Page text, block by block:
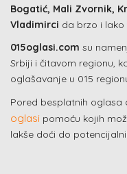
Bogatić, Mali Zvornik,
Vladimirci da brzo i lako
015oglasi.com su
Srbiji i čitavom regionu,
oglašavanje u 015
Pored besplatnih oglasa
oglasi pomoću kojih
lakše doći do